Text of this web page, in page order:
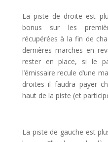
La piste de droite est
bonus sur les
récupérées à la fin de
dernières marches en
rester en place, si le
l’émissaire recule d’une
droites il faudra payer
haut de la piste (et
La piste de gauche est